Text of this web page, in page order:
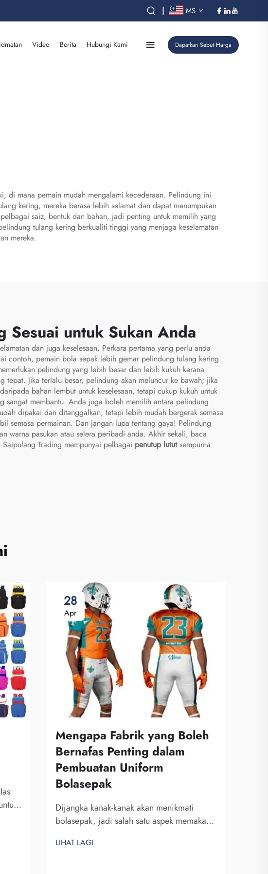
| MS
Video Berita Hubungi Kami Dapatkan Sebut Harga
di mana pemain mudah mengalami kecederaan. Pelindung ini
kering, mereka berasa lebih selamat dan dapat menumpukan
saiz, bentuk dan bahan, jadi penting untuk memilih yang
tulang kering berkualiti tinggi yang menjaga keselamatan
mereka.
Sesuai untuk Sukan Anda
dan juga keselesaan. Perkara pertama yang perlu anda
contoh, pemain bola sepak lebih gemar pelindung tulang kering
pelindung yang lebih besar dan lebih kukuh kerana
tepat. Jika terlalu besar, pelindung akan meluncur ke bawah; jika
bahan lembut untuk keselesaan, tetapi cukup kukuh untuk
sangat membantu. Anda juga boleh memilih antara pelindung
dipakai dan ditanggalkan, tetapi lebih mudah bergerak semasa
semasa permainan. Dan jangan lupa tentang gaya! Pelindung
warna pasukan atau selera peribadi anda. Akhir sekali, baca
Saipulang Trading mempunyai pelbagai penutup lututsempurna
28
Apr
Mengapa Fabrik yang Boleh
Bernafas Penting dalam
Pembuatan Uniform
Bolasepak
Dijangka kanak-kanak akan menikmati
bolasepak, jadi salah satu aspek memakai
yang saya anggap penting mengenai bahan
LIHAT LAGI